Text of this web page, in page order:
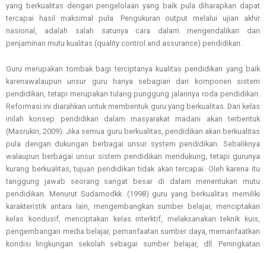
yang berkualitas dengan pengelolaan yang baik pula diharapkan dapat
tercapai hasil maksimal pula. Pengukuran output melalui ujian akhir
nasional, adalah salah satunya cara dalam mengendalikan dan
penjaminan mutu kualitas (quality control and assurance) pendidikan.
Guru merupakan tombak bagi terciptanya kualitas pendidikan yang baik
karenawalaupun unsur guru hanya sebagian dari komponen sistem
pendidikan, tetapi merupakan tulang punggung jalannya roda pendidikan.
Reformasi ini diarahkan untuk membentuk guru yang berkualitas. Dari kelas
inilah konsep pendidikan dalam masyarakat madani akan terbentuk
(Masrukin, 2009). Jika semua guru berkualitas, pendidikan akan berkualitas
pula dengan dukungan berbagai unsur system pendidikan. Sebaliknya
walaupun berbagai unsur sistem pendidikan mendukung, tetapi gurunya
kurang berkualitas, tujuan pendidikan tidak akan tercapai. Oleh karena itu
tanggung jawab seorang sangat besar di dalam menentukan mutu
pendidikan. Menurut Sudarnodkk. (1998) guru yang berkualitas memiliki
karakteristik antara lain, mengembangkan sumber belajar, menciptakan
kelas kondusif, menciptakan kelas interktif, melaksanakan teknik kuis,
pengembangan media belajar, pemanfaatan sumber daya, memanfaatkan
kondisi lingkungan sekolah sebagai sumber belajar, dll. Peningkatan